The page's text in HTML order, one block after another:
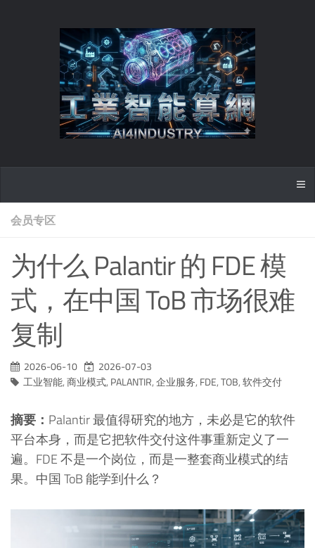
会员专区
为什么 Palantir 的 FDE 模
式，在中国 ToB 市场很难
复制
2026-06-10
2026-07-03
工业智能,商业模式, PALANTIR,企业服务, FDE,TOB,软件交付
摘要： Palantir 最值得研究的地方，未必是它的软件
平台本身，而是它把软件交付这件事重新定义了一
遍。FDE 不是一个岗位，而是一整套商业模式的结
果。中国 ToB 能学到什么？